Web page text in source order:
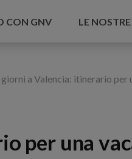
CON GNV LE
a Valencia: itinerario per
per una